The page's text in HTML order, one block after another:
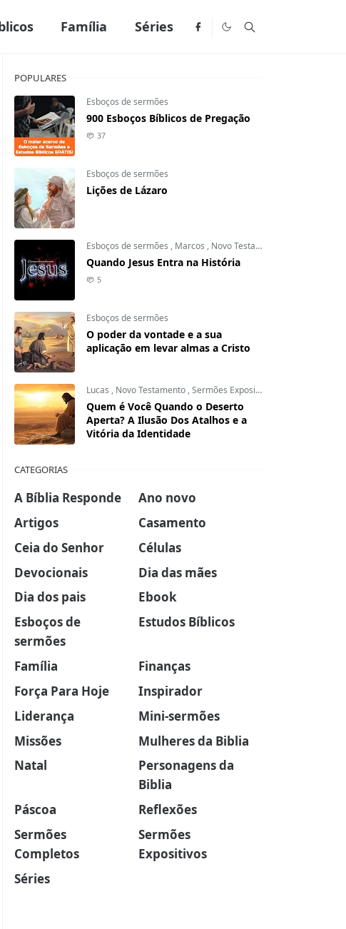
Família Séries
POPULARES
Esboços de sermões
900 Esboços Bíblicos de Pregação
37
Esboços de sermões
Lições de Lázaro
Esboços de sermões , Marcos , Novo Testamento
Quando Jesus Entra na História
5
Esboços de sermões
O poder da vontade e a sua
aplicação em levar almas a Cristo
Lucas , Novo Testamento ,Sermões Expositivos
Quem é Você Quando o Deserto
Aperta? A Ilusão Dos Atalhos e a
Vitória da Identidade
CATEGORIAS
A Bíblia Responde
Ano novo
Artigos
Casamento
Ceia do Senhor
Células
Devocionais
Dia das mães
Dia dos pais
Ebook
Esboços de
sermões
Estudos Bíblicos
Família
Finanças
Força Para Hoje
Inspirador
Liderança
Mini-sermões
Missões
Mulheres da Biblia
Natal
Personagens da
Biblia
Páscoa
Reflexões
Sermões
Completos
Sermões
Expositivos
Séries